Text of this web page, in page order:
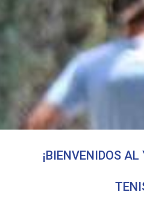
¡BIENVENIDOS